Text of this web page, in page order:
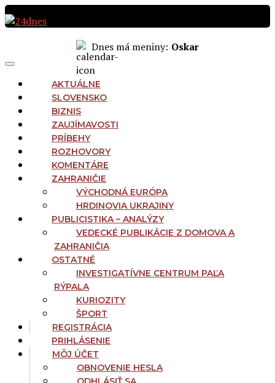
Preskočiť
na
Dnes má meniny: Oskar
Menu
AKTUÁLNE
SLOVENSKO
BIZNIS
ZAUJÍMAVOSTI
PRÍBEHY
ROZHOVORY
KOMENTÁRE
ZAHRANIČIE
VÝCHODNÁ EURÓPA
HRDINOVIA UKRAJINY
PUBLICISTIKA – ANALÝZY
VEDECKÉ PUBLIKÁCIE Z DOMOVA A
ZAHRANIČIA
OSTATNÉ
INVESTIGATÍVNE CENTRUM PAĽA
RÝPALA
KURIOZITY
ŠPORT
REGISTRÁCIA
PRIHLÁSENIE
MÔJ ÚČET
OBNOVENIE HESLA